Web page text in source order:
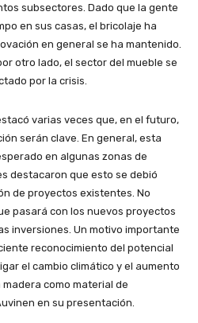
subsectores. Dado que la gente
en sus casas, el bricolaje ha
en general se ha mantenido.
otro lado, el sector del mueble se
por la crisis.
varias veces que, en el futuro,
serán clave. En general, esta
en algunas zonas de
destacaron que esto se debió
de proyectos existentes. No
pasará con los nuevos proyectos
inversiones. Un motivo importante
reconocimiento del potencial
el cambio climático y el aumento
como material de
en su presentación.